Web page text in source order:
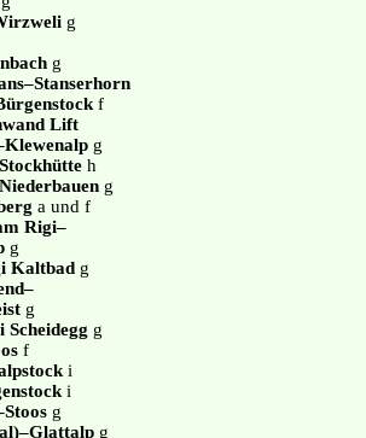
g
g
f
Lift
g
h
g
a und f
Rigi–
g
Kaltbad g
g
g
f
i
i
g
g